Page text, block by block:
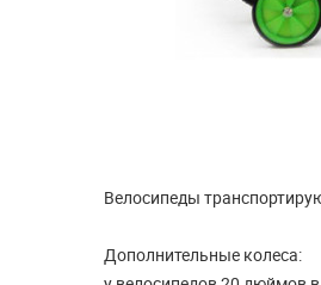
Велосипеды
Дополнительные колеса: